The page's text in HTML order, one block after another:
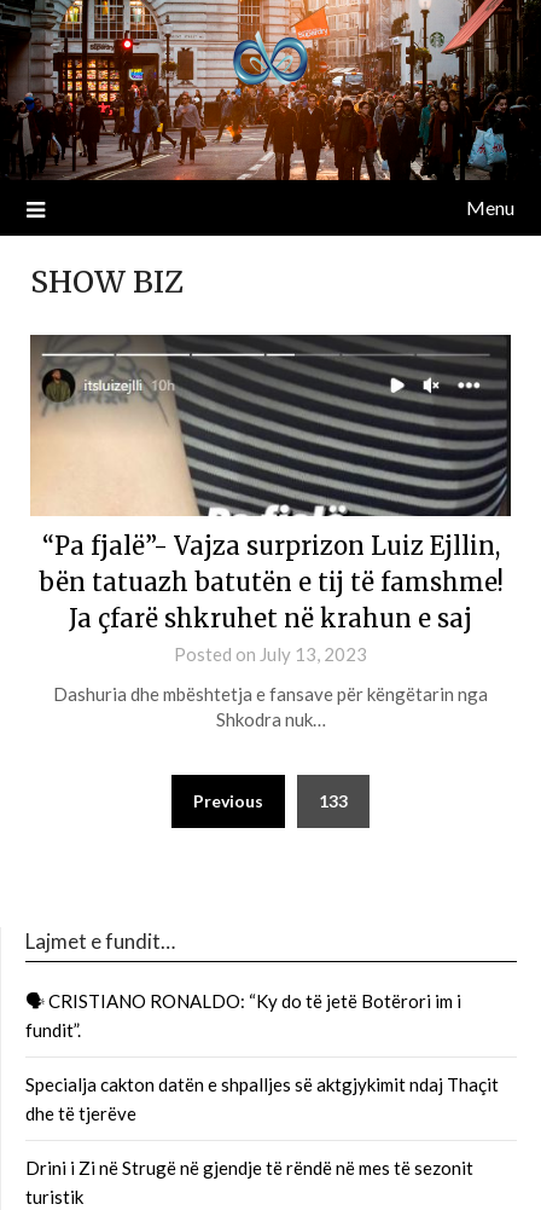
Menu
SHOW BIZ
“Pa fjalë”- Vajza surprizon Luiz Ejllin,
bën tatuazh batutën e tij të famshme!
Ja çfarë shkruhet në krahun e saj
Posted on July 13, 2023
Dashuria dhe mbështetja e fansave për këngëtarin nga
Shkodra nuk…
Previous 133
Lajmet e fundit…
🗣 CRISTIANO RONALDO: “Ky do të jetë Botërori im i
fundit”.
Specialja cakton datën e shpalljes së aktgjykimit ndaj Thaçit
dhe të tjerëve
Drini i Zi në Strugë në gjendje të rëndë në mes të sezonit
turistik